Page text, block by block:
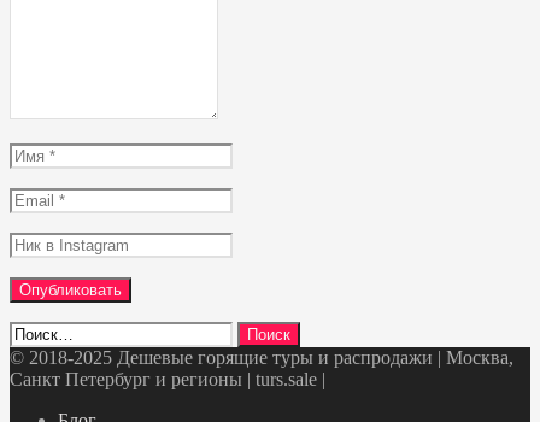
Имя
*
Email
*
Ник
в
Instagram
Найти:
© 2018-2025 Дешевые горящие туры и распродажи | Москва,
Санкт Петербург и регионы | turs.sale |